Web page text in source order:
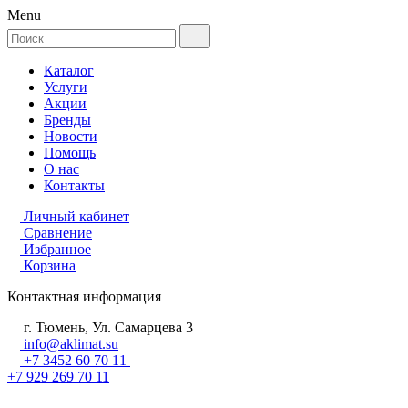
Menu
Каталог
Услуги
Акции
Бренды
Новости
Помощь
О нас
Контакты
Личный кабинет
Сравнение
Избранное
Корзина
Контактная информация
г. Тюмень, Ул. Самарцева 3
info@aklimat.su
+7 3452 60 70 11
+7 929 269 70 11